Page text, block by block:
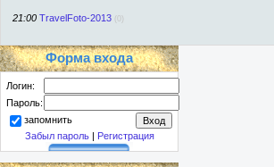
21:00 TravelFoto-2013 (0)
Форма входа
Логин:
Пароль:
запомнить
Забыл пароль| Регистрация